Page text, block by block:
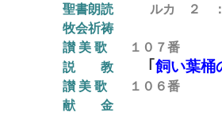
聖書朗読
ルカ ２
牧会祈祷
讃 美 歌 １０７番
説 教
｢ 飼い葉桶
讃 美 歌
１０６番
献 金